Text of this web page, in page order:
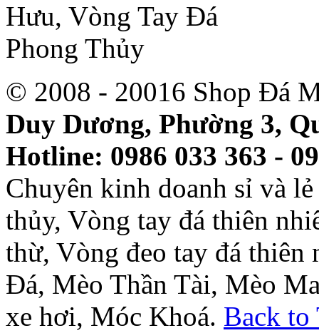
© 2008 - 20016 Shop Đá
Duy Dương, Phường 3,
Hotline: 0986 033 363 -
Chuyên kinh doanh sỉ và
thủy, Vòng tay đá thiên
thừ, Vòng đeo tay đá thiên
Đá, Mèo Thần Tài, Mèo
xe hơi, Móc Khoá. Back to